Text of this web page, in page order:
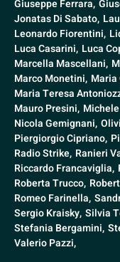
Giuseppe Ferrara,
Jonatas Di Sabato,
Leonardo Fiorentini,
Luca Casarini, Luca
Marcella Mascellani,
Marco Monetini, Maria
Maria Teresa
Mauro Presini,
Nicola Gemignani,
Piergiorgio Cipriano,
Radio Strike, Ranieri
Riccardo Francaviglia,
Roberta Trucco,
Romeo Farinella,
Sergio Kraisky, Silvia
Stefania Bergamini,
Valerio Pazzi,